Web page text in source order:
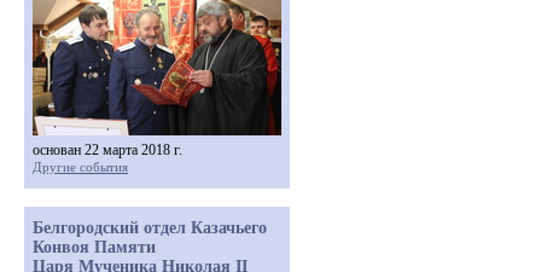
основан 22 марта 2018 г.
Другие события
Белгородский отдел Казачьего
Конвоя Памяти
Царя Мученика Николая II